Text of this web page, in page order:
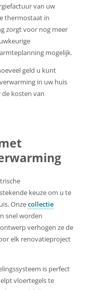
van uw
thermostaat in
zorgt voor nog meer
mogelijk.
geld u kunt
in uw huis
kosten van
keuze om u te
Onzecollectie
snel worden
verhogen ze de
elk renovatieproject
is perfect
vloertegels te